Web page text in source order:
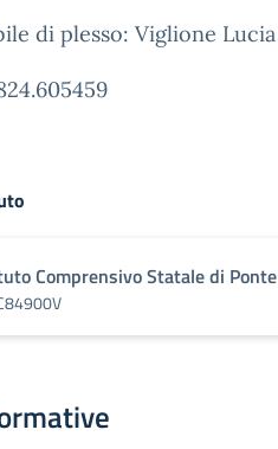
di plesso: Viglione Lucia
Comprensivo Statale di Ponte